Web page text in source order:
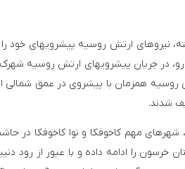
نیروهای ارتش روسیه پیشرویهای خود
رو، در جریان پیشرویهای ارتش روسیه
روسیه همزمان با پیشروی در عمق
شدند.
شهرهای مهم کاخوفکا و نوا کاخوفکا در
خرسون را ادامه داده و با عبور از